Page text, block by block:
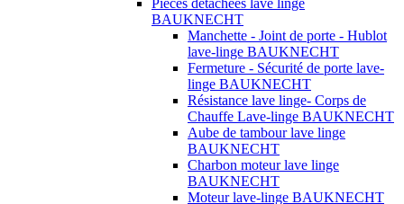
BAUKNECHT
Manchette - Joint de porte - Hublot
lave-linge BAUKNECHT
Fermeture - Sécurité de porte lave-
linge BAUKNECHT
Résistance lave linge- Corps de
Chauffe Lave-linge BAUKNECHT
Aube de tambour lave linge
BAUKNECHT
Charbon moteur lave linge
BAUKNECHT
Moteur lave-linge BAUKNECHT